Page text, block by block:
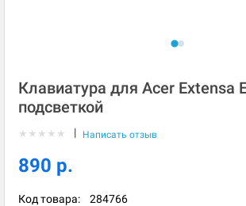
Клавиатура для Acer Extensa
подсветкой
★ ★ ★ ★ ★ | Написать отзыв
890 р.
Код товара: 284766